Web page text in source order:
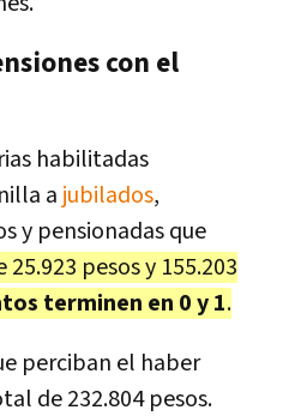
con el
habilitadas
a jubilados,
y pensionadas que
pesos y 155.203
terminen en 0 y 1.
perciban el haber
de 232.804 pesos.